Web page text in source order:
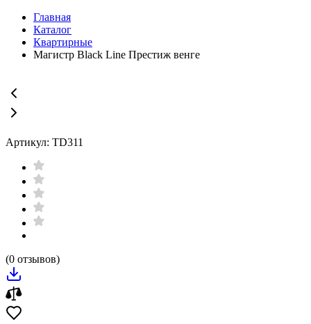
Главная
Каталог
Квартирные
Магистр Black Line Престиж венге
Артикул: TD311
(0 отзывов)